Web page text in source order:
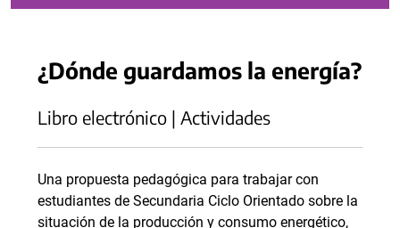
¿Dónde guardamos la energía?
Libro electrónico | Actividades
Una propuesta pedagógica para trabajar con
estudiantes de Secundaria Ciclo Orientado sobre la
situación de la producción y consumo energético,